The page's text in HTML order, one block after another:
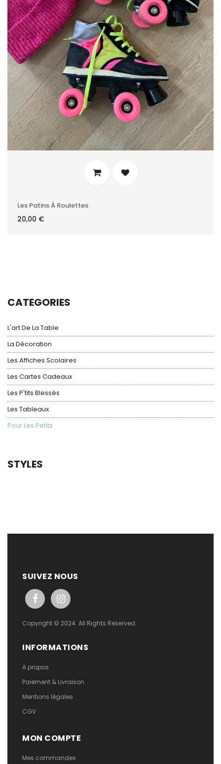
CATEGORIES
L'art De La Table
La Décoration
Les Affiches Scolaires
Les Cartes Cadeaux
Les P'tits Blessés
Les Tableaux
Pour Les Petits
STYLES
Les Patins À Roulettes
20,00 €
SUIVEZ NOUS
Copyright © 2024. All Rights Reserved.
INFORMATIONS
A propos
Paiement & Livraison
Mentions légales
CGV
MON COMPTE
Mes commandes